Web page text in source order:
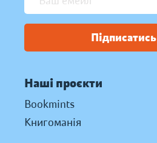
Підписатись
Наші проєкти
Bookmints
Книгоманія